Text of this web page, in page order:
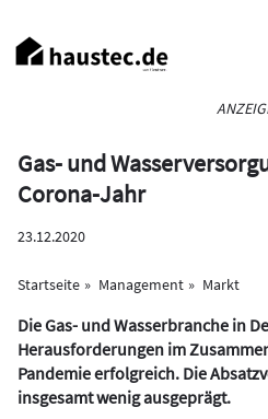
zum
Inhalt
Gas- und
Corona-Jahr
23.12.2020
Startseite Management Markt
Die Gas- und Wasserbranche in
Herausforderungen im
Pandemie erfolgreich. Die
insgesamt wenig ausgeprägt.